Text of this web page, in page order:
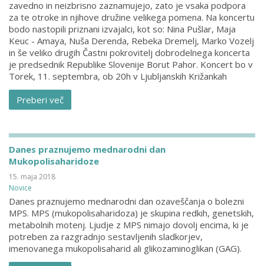
zavedno in neizbrisno zaznamujejo, zato je vsaka podpora
za te otroke in njihove družine velikega pomena. Na koncertu
bodo nastopili priznani izvajalci, kot so: Nina Pušlar, Maja
Keuc - Amaya, Nuša Derenda, Rebeka Dremelj, Marko Vozelj
in še veliko drugih Častni pokrovitelj dobrodelnega koncerta
je predsednik Republike Slovenije Borut Pahor. Koncert bo v
Torek, 11. septembra, ob 20h v Ljubljanskih Križankah
Preberi več
Danes praznujemo mednarodni dan
Mukopolisaharidoze
15. maja 2018
Novice
Danes praznujemo mednarodni dan ozaveščanja o bolezni
MPS. MPS (mukopolisaharidoza) je skupina redkih, genetskih,
metabolnih motenj. Ljudje z MPS nimajo dovolj encima, ki je
potreben za razgradnjo sestavljenih sladkorjev,
imenovanega mukopolisaharid ali glikozaminoglikan (GAG).